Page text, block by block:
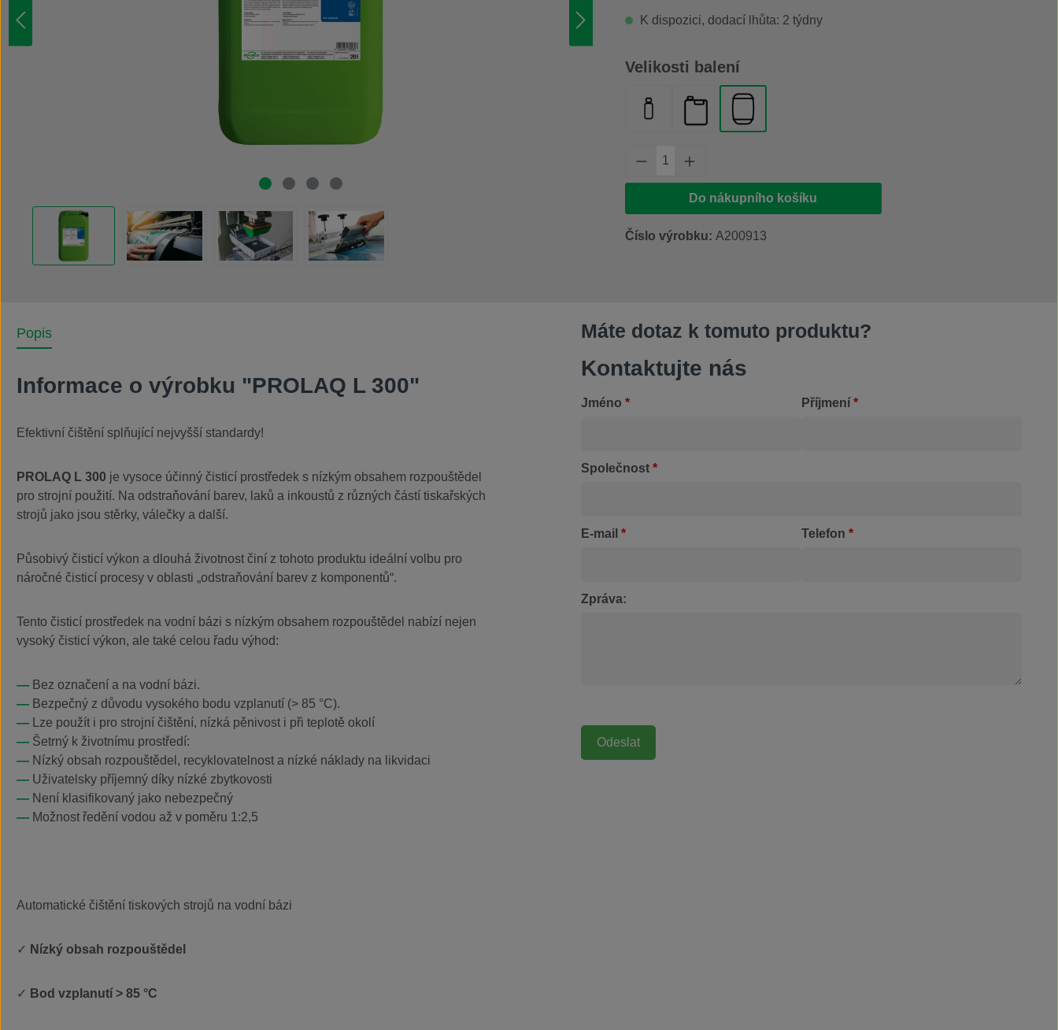
K dispozici, dodací lhůta: 2 týdny
Vyberte
Velikosti balení
lahvička 500 ml
kanystr 20 lplastový sud 200 l
Množství produktu: Zadejte požadované
Do nákupního košíku
Číslo výrobku: A200913
Popis
Informace o výrobku "PROLAQ L 300"
Efektivní čištění splňující nejvyšší standardy!
PROLAQ L 300 je vysoce účinný čisticí prostředek s nízkým obsahem rozpouštědel
pro strojní použití. Na odstraňování barev, laků a inkoustů z různých částí tiskařských
strojů jako jsou stěrky, válečky a další.
Působivý čisticí výkon a dlouhá životnost činí z tohoto produktu ideální volbu pro
náročné čisticí procesy v oblasti „odstraňování barev z komponentů“.
Tento čisticí prostředek na vodní bázi s nízkým obsahem rozpouštědel nabízí nejen
vysoký čisticí výkon, ale také celou řadu výhod:
Bez označení a na vodní bázi.
Bezpečný z důvodu vysokého bodu vzplanutí (> 85 °C).
Lze použít i pro strojní čištění, nízká pěnivost i při teplotě okolí
Šetrný k životnímu prostředí:
Nízký obsah rozpouštědel, recyklovatelnost a nízké náklady na likvidaci
Uživatelsky příjemný díky nízké zbytkovosti
Není klasifikovaný jako nebezpečný
Možnost ředění vodou až v poměru 1:2,5
Automatické čištění tiskových strojů na vodní bázi
✓ Nízký obsah rozpouštědel
✓ Bod vzplanutí > 85 °C
Máte dotaz k tomuto produktu?
Kontaktujte nás
Jméno * Příjmení *
Společnost *
E-mail * Telefon *
Zpráva: